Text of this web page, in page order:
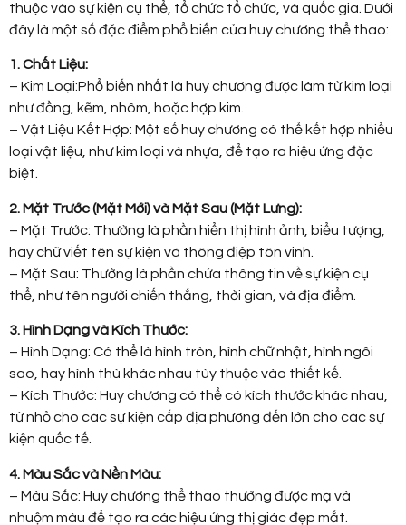
thuộc vào sự kiện cụ thể, tổ chức tổ chức, và quốc gia. Dưới
đây là một số đặc điểm phổ biến của huy chương thể thao:
1. Chất Liệu:
– Kim Loại:Phổ biến nhất là huy chương được làm từ kim loại
như đồng, kẽm, nhôm, hoặc hợp kim.
– Vật Liệu Kết Hợp: Một số huy chương có thể kết hợp nhiều
loại vật liệu, như kim loại và nhựa, để tạo ra hiệu ứng đặc
biệt.
2. Mặt Trước (Mặt Mới) và Mặt Sau (Mặt Lưng):
– Mặt Trước: Thường là phần hiển thị hình ảnh, biểu tượng,
hay chữ viết tên sự kiện và thông điệp tôn vinh.
– Mặt Sau: Thường là phần chứa thông tin về sự kiện cụ
thể, như tên người chiến thắng, thời gian, và địa điểm.
3. Hình Dạng và Kích Thước:
– Hình Dạng: Có thể là hình tròn, hình chữ nhật, hình ngôi
sao, hay hình thù khác nhau tùy thuộc vào thiết kế.
– Kích Thước: Huy chương có thể có kích thước khác nhau,
từ nhỏ cho các sự kiện cấp địa phương đến lớn cho các sự
kiện quốc tế.
4. Màu Sắc và Nền Màu:
– Màu Sắc: Huy chương thể thao thường được mạ và
nhuộm màu để tạo ra các hiệu ứng thị giác đẹp mắt.